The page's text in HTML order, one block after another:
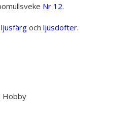
Nr 12.
ljusfärg och ljusdofter.
Hobby